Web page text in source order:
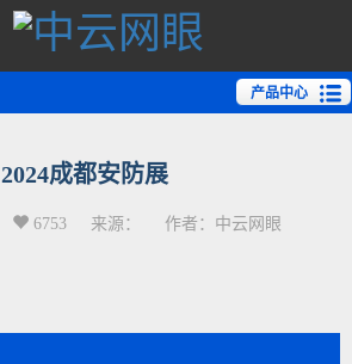
产品中心
2024成都安防展
6753 来源： 作者：中云网眼